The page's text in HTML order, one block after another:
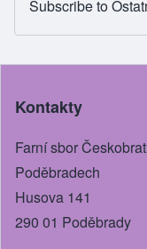
Subscribe to
Kontakty
Farní sbor
Poděbradech
Husova 141
290 01 Poděbrady